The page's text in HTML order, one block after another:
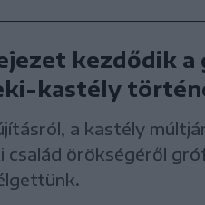
kezdődik a
kastély
a kastély
család örökségéről